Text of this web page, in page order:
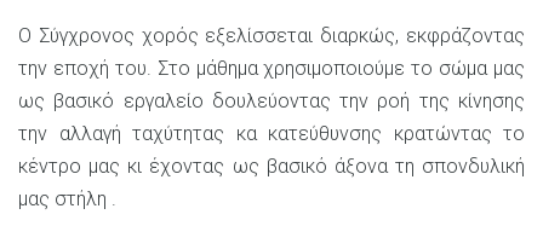
Ο Σύγχρονος χορός εξελίσσεται διαρκώς, εκφράζοντας
την εποχή του. Στο μάθημα χρησιμοποιούμε το σώμα μας
ως βασικό εργαλείο δουλεύοντας την ροή της κίνησης
την αλλαγή ταχύτητας κα κατεύθυνσης κρατώντας το
κέντρο μας κι έχοντας ως βασικό άξονα τη σπονδυλική
μας στήλη .